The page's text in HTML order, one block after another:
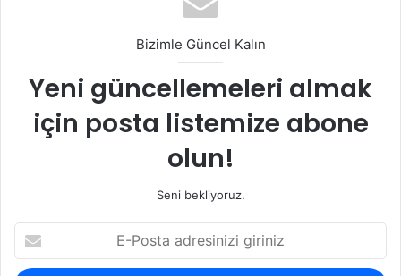
Bizimle Güncel Kalın
Yeni güncellemeleri almak
için posta listemize abone
olun!
Seni bekliyoruz.
Posta
adresinizi